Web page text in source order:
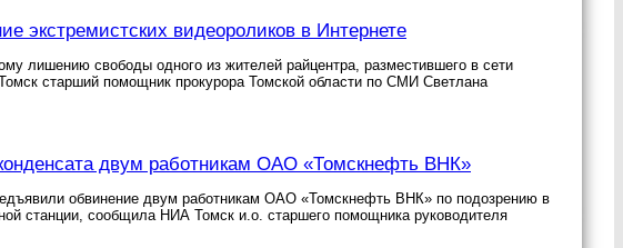
экстремистских видеороликов в Интернете
лишению свободы одного из жителей райцентра, разместившего в сети
старший помощник прокурора Томской области по СМИ Светлана
двум работникам ОАО «Томскнефть ВНК»
обвинение двум работникам ОАО «Томскнефть ВНК» по подозрению в
станции, сообщила НИА Томск и.о. старшего помощника руководителя